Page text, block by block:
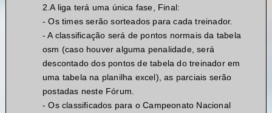
2.A liga terá uma única fase, Final:
- Os times serão sorteados para cada treinador.
- A classificação será de pontos normais da tabela
osm (caso houver alguma penalidade, será
descontado dos pontos de tabela do treinador em
uma tabela na planilha excel), as parciais serão
postadas neste Fórum.
- Os classificados para o Campeonato Nacional